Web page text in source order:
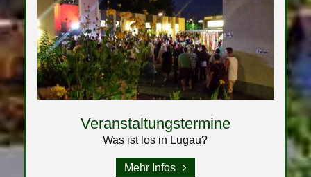
Veranstaltungstermine
Was ist los in Lugau?
Mehr Infos